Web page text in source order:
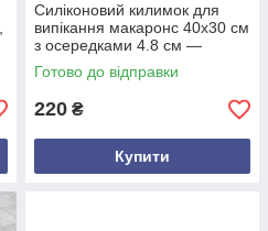
Силіконовий килимок для
випікання макаронс 40х30 см
з осередками 4.8 см —
кухонний аксесуар для
ідеальної випічки макарунів
Готово до відправки
220 ₴
Купити